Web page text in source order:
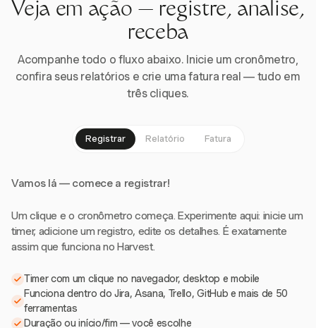
Veja em ação — registre, analise,
receba
Acompanhe todo o fluxo abaixo. Inicie um cronômetro,
confira seus relatórios e crie uma fatura real — tudo em
três cliques.
Registrar Relatório Fatura
Vamos lá — comece a registrar!
Um clique e o cronômetro começa. Experimente aqui: inicie um
timer, adicione um registro, edite os detalhes. É exatamente
assim que funciona no Harvest.
Timer com um clique no navegador, desktop e mobile
Funciona dentro do Jira, Asana, Trello, GitHub e mais de 50
ferramentas
Duração ou início/fim — você escolhe